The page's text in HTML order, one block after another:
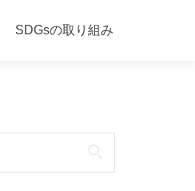
SDGsの取り組み